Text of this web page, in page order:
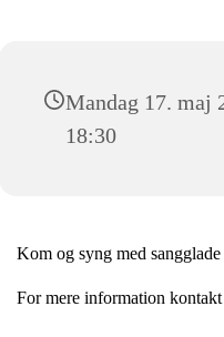
Mandag 17. maj
18:30
Kom og syng med
For mere information